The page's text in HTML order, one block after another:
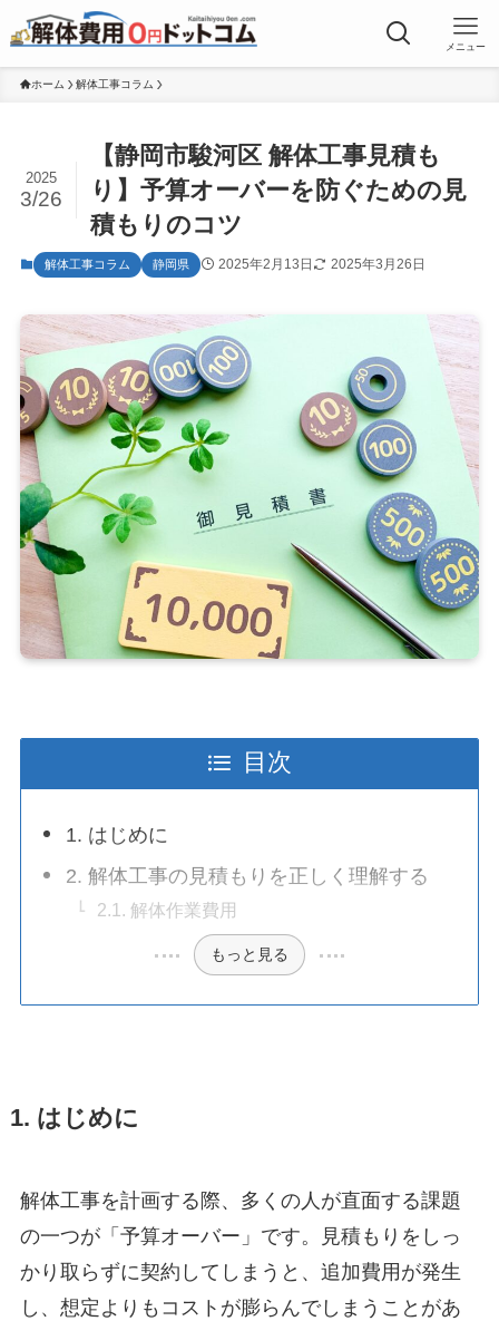
メニュー
ホーム 解体工事コラム
【静岡市駿河区 解体工事見積も
り】予算オーバーを防ぐための見
積もりのコツ
2025
3/26
解体工事コラム 静岡県 2025年2月13日 2025年3月26日
目次
1. はじめに
2. 解体工事の見積もりを正しく理解する
2.1. 解体作業費用
もっと見る
1. はじめに
解体工事を計画する際、多くの人が直面する課題
の一つが「予算オーバー」です。見積もりをしっ
かり取らずに契約してしまうと、追加費用が発生
し、想定よりもコストが膨らんでしまうことがあ